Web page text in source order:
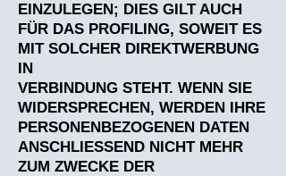
EINZULEGEN; DIES GILT AUCH
FÜR DAS PROFILING, SOWEIT ES
MIT SOLCHER DIREKTWERBUNG
IN
VERBINDUNG STEHT. WENN SIE
WIDERSPRECHEN, WERDEN IHRE
PERSONENBEZOGENEN DATEN
ANSCHLIESSEND NICHT MEHR
ZUM ZWECKE DER